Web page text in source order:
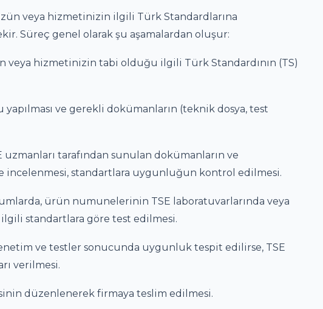
veya hizmetinizin ilgili Türk Standardlarına
Süreç genel olarak şu aşamalardan oluşur:
veya hizmetinizin tabi olduğu ilgili Türk Standardının (TS)
yapılması ve gerekli dokümanların (teknik dosya, test
uzmanları tarafından sunulan dokümanların ve
standartlara uygunluğun kontrol edilmesi.
ürün numunelerinin TSE laboratuvarlarında veya
standartlara göre test edilmesi.
ve testler sonucunda uygunluk tespit edilirse, TSE
verilmesi.
düzenlenerek firmaya teslim edilmesi.